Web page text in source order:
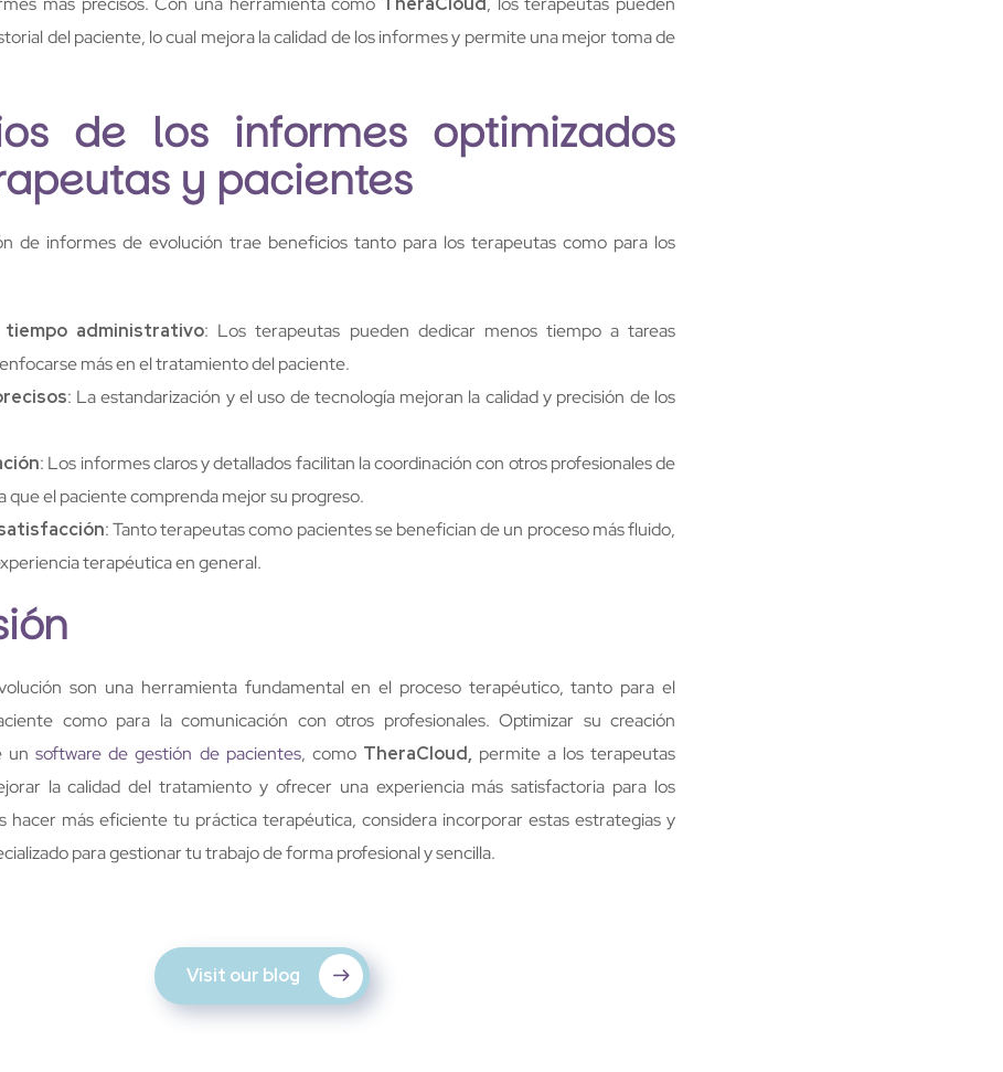
del paciente, lo cual mejora la calidad de los informes y permite una mejor toma de
de los informes optimizados
y pacientes
de informes de evolución trae beneficios tanto para los terapeutas como para los
administrativo: Los terapeutas pueden dedicar menos tiempo a tareas
más en el tratamiento del paciente.
: La estandarización y el uso de tecnología mejoran la calidad y precisión de los
: Los informes claros y detallados facilitan la coordinación con otros profesionales de
que el paciente comprenda mejor su progreso.
: Tanto terapeutas como pacientes se benefician de un proceso más fluido,
terapéutica en general.
son una herramienta fundamental en el proceso terapéutico, tanto para el
como para la comunicación con otros profesionales. Optimizar su creación
unsoftware de gestión de pacientes, como TheraCloud, permite a los terapeutas
la calidad del tratamiento y ofrecer una experiencia más satisfactoria para los
hacer más eficiente tu práctica terapéutica, considera incorporar estas estrategias y
para gestionar tu trabajo de forma profesional y sencilla.
Visit our blog